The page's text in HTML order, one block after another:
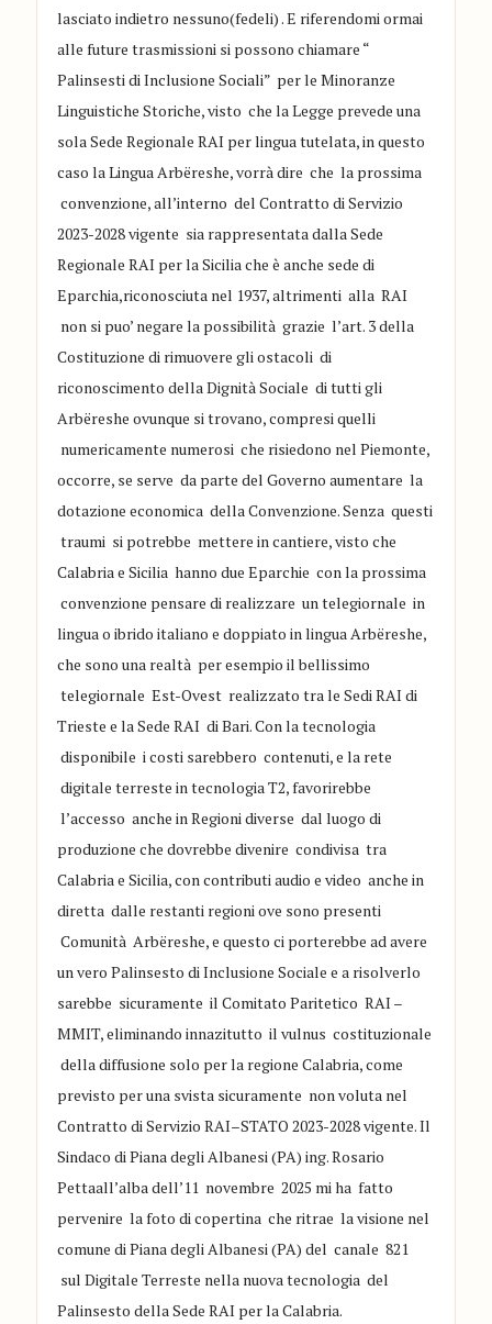
lasciato indietro nessuno(fedeli). E riferendomiormai
alle future trasmissioni si possono chiamare “
Palinsestidi Inclusione Sociali” per le Minoranze
Linguistiche Storiche, visto che la Legge prevede una
solaSede RegionaleRAI per lingua tutelata, in questo
caso la Lingua Arbëreshe, vorrà dire chela prossima
convenzione, all’interno del Contratto di Servizio
2023-2028vigente sia rappresentatadalla Sede
RegionaleRAI perla Sicilia che èanche sede di
Eparchia,riconosciuta nel 1937,altrimenti alla RAI
non si puo’ negare la possibilitàgrazie l’art. 3 della
Costituzione di rimuovere gli ostacoli di
riconoscimento della Dignità Sociale di tutti gli
Arbëreshe ovunque si trovano, compresi quelli
numericamente numerosi che risiedono nel Piemonte,
occorre, se serve da parte del Governo aumentare la
dotazione economica della Convenzione. Senza questi
traumi si potrebbe mettere in cantiere, visto che
Calabria e Sicilia hanno due Eparchieconla prossima
convenzione pensare di realizzareun telegiornale in
lingua o ibrido italiano e doppiato in lingua Arbëreshe,
che sono una realtà per esempio il bellissimo
telegiornale Est-Ovest realizzato trale Sedi RAI di
Trieste ela Sede RAI diBari. Con la tecnologia
disponibilei costi sarebbero contenuti, e la rete
digitaleterrestein tecnologia T2,favorirebbe
l’accesso anche in Regioni diverse dal luogodi
produzione che dovrebbe divenirecondivisatra
Calabria e Sicilia, con contributi audio e video anchein
direttadalle restanti regioni ove sono presenti
Comunità Arbëreshe, e questoci porterebbe ad avere
un veroPalinsesto di Inclusione Sociale e a risolverlo
sarebbe sicuramente il Comitato Paritetico RAI –
MMIT, eliminando innazitutto il vulnus costituzionale
della diffusione solo per la regione Calabria, come
previsto per una svista sicuramente nonvoluta nel
Contratto di Servizio RAI–STATO 2023-2028vigente.Il
Sindaco di Piana degli Albanesi(PA) ing. Rosario
Pettaall’alba dell’11 novembre 2025 mi ha fatto
pervenire lafotodi copertina che ritrae la visione nel
comunedi Piana degli Albanesi (PA)del canale 821
sul Digitale Terreste nella nuova tecnologia del
Palinsesto della Sede RAI per la Calabria.